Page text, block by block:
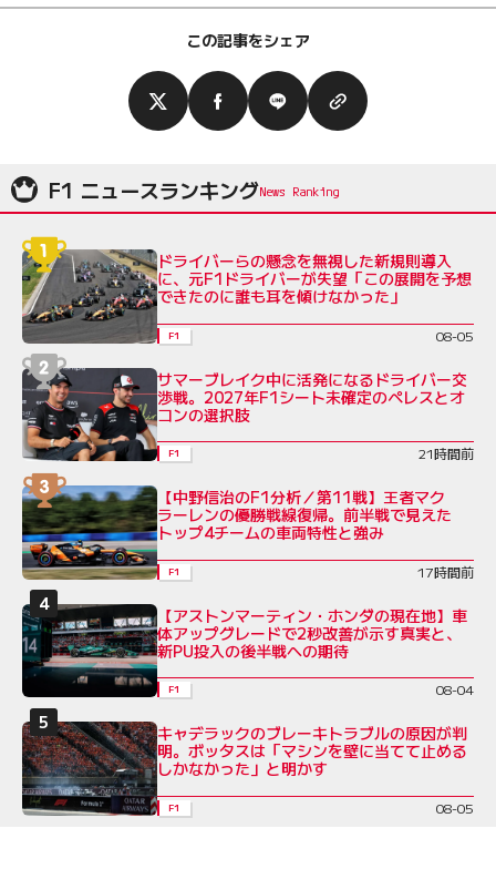
この記事をシェア
F1 ニュースランキング
ドライバーらの懸念を無視した新規則導入
に、元F1ドライバーが失望「この展開を予想
できたのに誰も耳を傾けなかった」
F1 08-05
サマーブレイク中に活発になるドライバー交
渉戦。2027年F1シート未確定のペレスとオ
コンの選択肢
F1 21時間前
【中野信治のF1分析／第11戦】王者マク
ラーレンの優勝戦線復帰。前半戦で見えた
トップ4チームの車両特性と強み
F1 17時間前
【アストンマーティン・ホンダの現在地】車
体アップグレードで2秒改善が示す真実と、
新PU投入の後半戦への期待
F1 08-04
キャデラックのブレーキトラブルの原因が判
明。ボッタスは「マシンを壁に当てて止める
しかなかった」と明かす
F1 08-05